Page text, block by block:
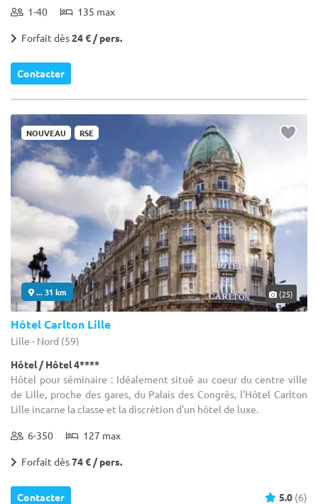
1-40 135 max
Forfait dès24 € / pers.
Contacter
NOUVEAU RSE
... 31 km (25)
Hôtel Carlton Lille
Lille - Nord (59)
Hôtel / Hôtel 4****
Hôtel pour séminaire : Idéalement situé au coeur du centre ville
de Lille, proche des gares, du Palais des Congrès, l'Hôtel Carlton
Lille incarne la classe et la discrétion d'un hôtel de luxe.
6-350 127 max
Forfait dès74 € / pers.
Contacter 5.0 (6)